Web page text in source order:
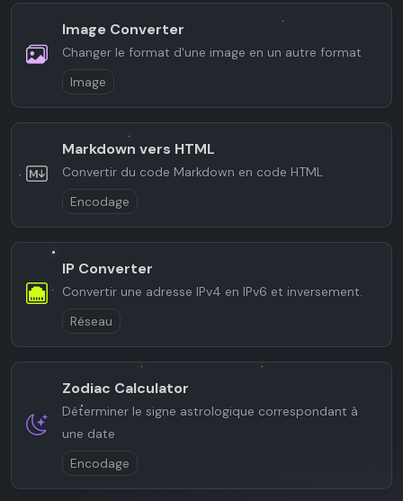
Image Converter
Changer le format d'une image en un autre format
Image
Markdown vers HTML
Convertir du code Markdown en code HTML
Encodage
IP Converter
Convertir une adresse IPv4 en IPv6 et inversement.
Réseau
Zodiac Calculator
Déterminer le signe astrologique correspondant à
une date
Encodage